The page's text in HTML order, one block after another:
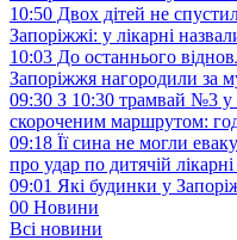
10:50 Двох дітей не
Запоріжжі: у лікарні
10:03 До останнього
Запоріжжя нагородили за
09:30 З 10:30 трамвай №3 у
скороченим маршрутом:
09:18 Її сина не могли
про удар по дитячій
09:01 Які будинки у
00 Новини
Всі новини